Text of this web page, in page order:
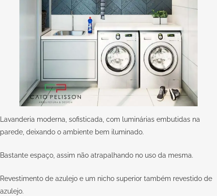
Lavanderia moderna, sofisticada, com luminárias embutidas na
parede, deixando o ambiente bem iluminado.
Bastante espaço, assim não atrapalhando no uso da mesma.
Revestimento de azulejo e um nicho superior também revestido de
azulejo.